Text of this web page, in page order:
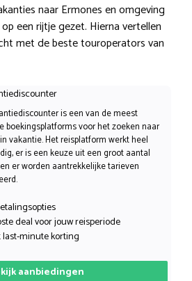
naar Ermones en omgeving
een rijtje gezet. Hierna vertellen
met de beste touroperators van
is een van de meest
boekingsplatforms voor het zoeken naar
vakantie. Het reisplatform werkt heel
er is een keuze uit een groot aantal
er worden aantrekkelijke tarieven
deal voor jouw reisperiode
last-minute korting
aanbiedingen